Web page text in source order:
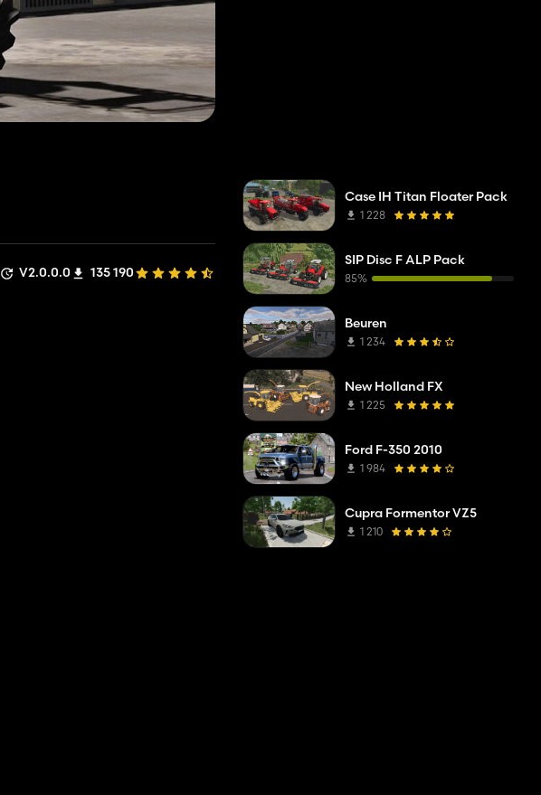
V2.0.0.0 135 190
Case IH Titan Floater Pack
1 228
SIP Disc F ALP Pack
85%
Beuren
1 234
New Holland FX
1 225
Ford F-350 2010
1 984
Cupra Formentor VZ5
1 210